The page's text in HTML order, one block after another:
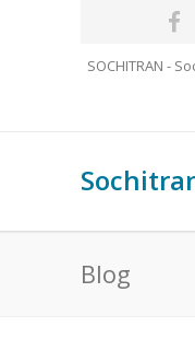
SOCHITRAN -
Blog